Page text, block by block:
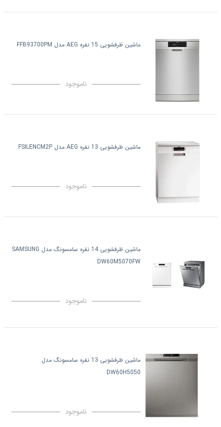
ماشین ظرفشویی 15 نفره AEG مدل FFB93700PM
ناموجود
ماشین ظرفشویی 13 نفره AEG مدل FSILENCM2P
ناموجود
ماشین ظرفشویی 14 نفره سامسونگ مدل SAMSUNG
DW60M5070FW
ناموجود
ماشین ظرفشویی 13 نفره سامسونگ مدل
DW60H5050
ناموجود